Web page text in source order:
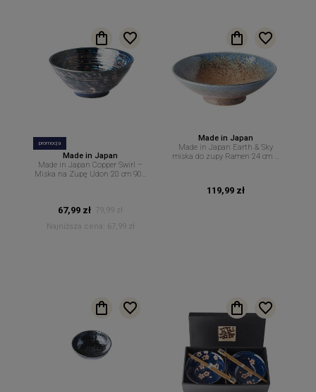
promocja
Made in Japan
Made in Japan Copper Swirl –
Miska na Zupę Udon 20 cm 900
67,99 zł
79,99 zł
Najniższa cena:
67,99 zł
Made in Japan
Made in Japan Earth & Sky
miska do zupy Ramen 24 cm –
119,99 zł